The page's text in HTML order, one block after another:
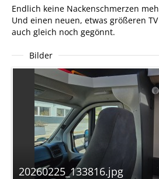
Endlich keine Nackenschmerzen
Und einen neuen, etwas größeren
auch gleich noch gegönnt.
Bilder
20260225_133816.jpg